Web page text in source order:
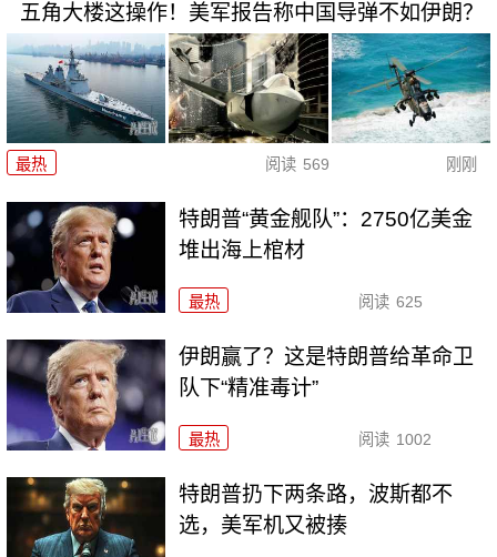
五角大楼这操作！美军报告称中国导弹不如伊朗？
最热 阅读 569 刚刚
特朗普“黄金舰队”：2750亿美金
堆出海上棺材
最热 阅读 625
伊朗赢了？这是特朗普给革命卫
队下“精准毒计”
最热 阅读 1002
特朗普扔下两条路，波斯都不
选，美军机又被揍